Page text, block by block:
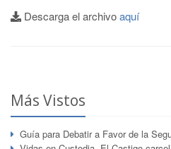
Descarga el archivoaquí
Más Vistos
Guía para Debatir a Favor de la